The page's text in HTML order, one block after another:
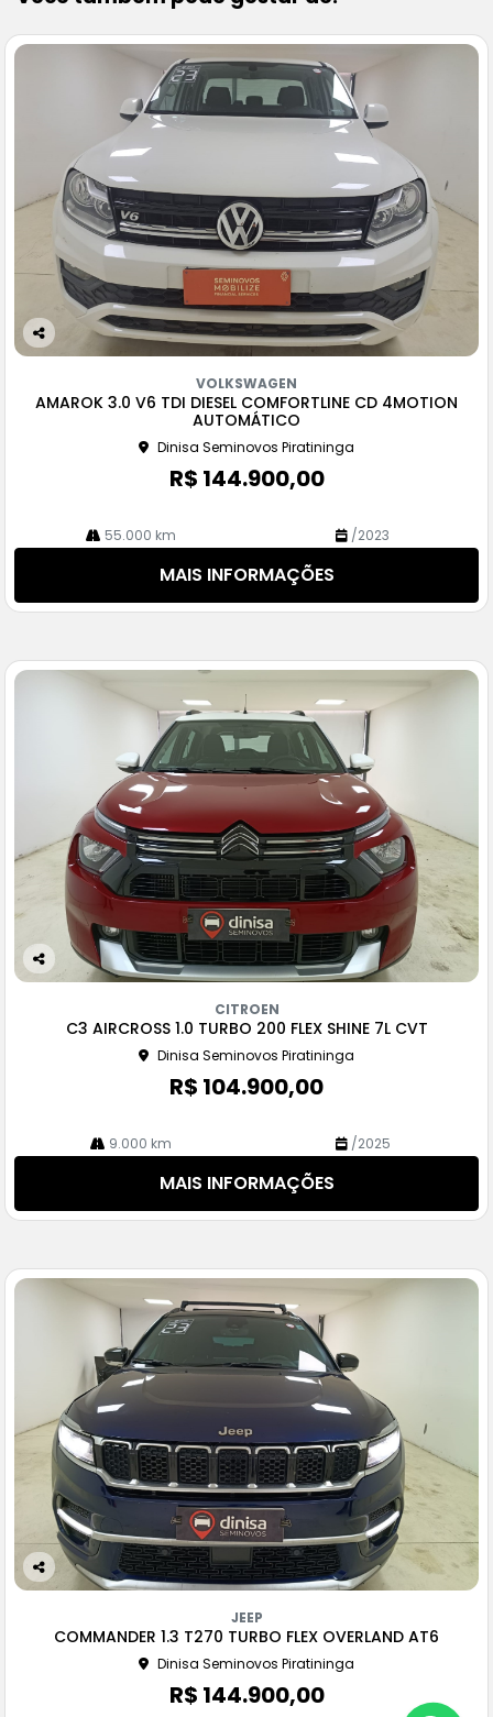
Co
rtil
VOLKSWAGEN
AMAROK 3.0 V6 TDI DIESEL COMFORTLINE CD 4MOTION
AUTOMÁTICO
Dinisa Seminovos Piratininga
R$ 144.900,00
55.000 km /2023
MAIS INFORMAÇÕES
Co
CITROEN
C3 AIRCROSS 1.0 TURBO 200 FLEX SHINE 7L CVT
Dinisa Seminovos Piratininga
R$ 104.900,00
9.000 km /2025
MAIS INFORMAÇÕES
Co
JEEP
COMMANDER 1.3 T270 TURBO FLEX OVERLAND AT6
Dinisa Seminovos Piratininga
R$ 144.900,00